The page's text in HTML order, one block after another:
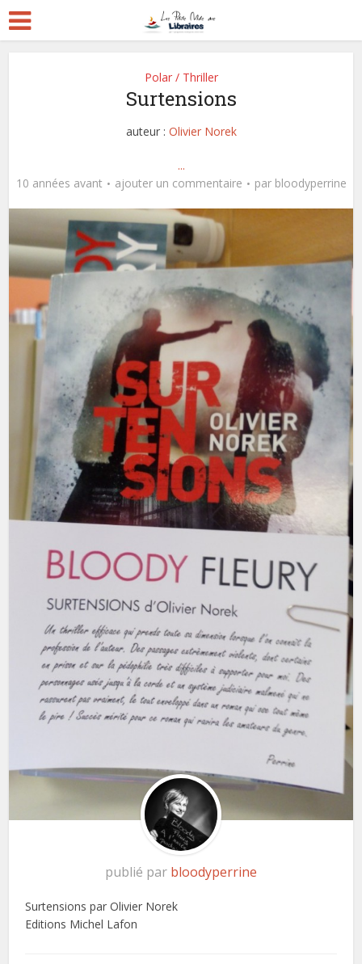
Polar / Thriller
Surtensions
auteur : Olivier Norek
...
10 années avant
ajouter un commentaire par bloodyperrine
publié par bloodyperrine
Surtensions par Olivier Norek
Editions Michel Lafon